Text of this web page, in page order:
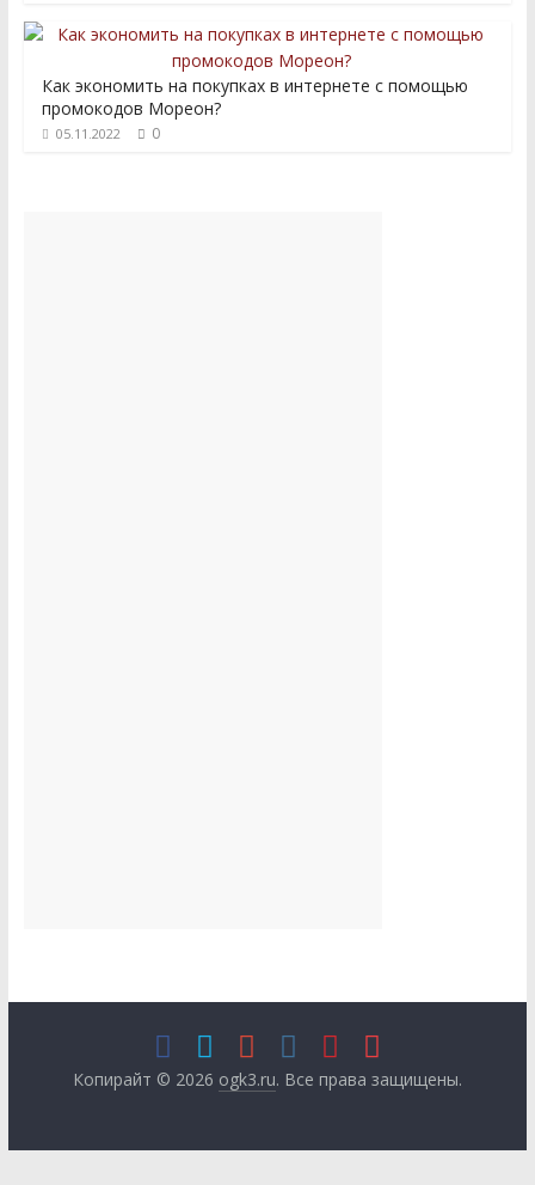
Как экономить на покупках в интернете с помощью
промокодов Мореон?
05.11.2022 0
Копирайт © 2026 ogk3.ru. Все права защищены.